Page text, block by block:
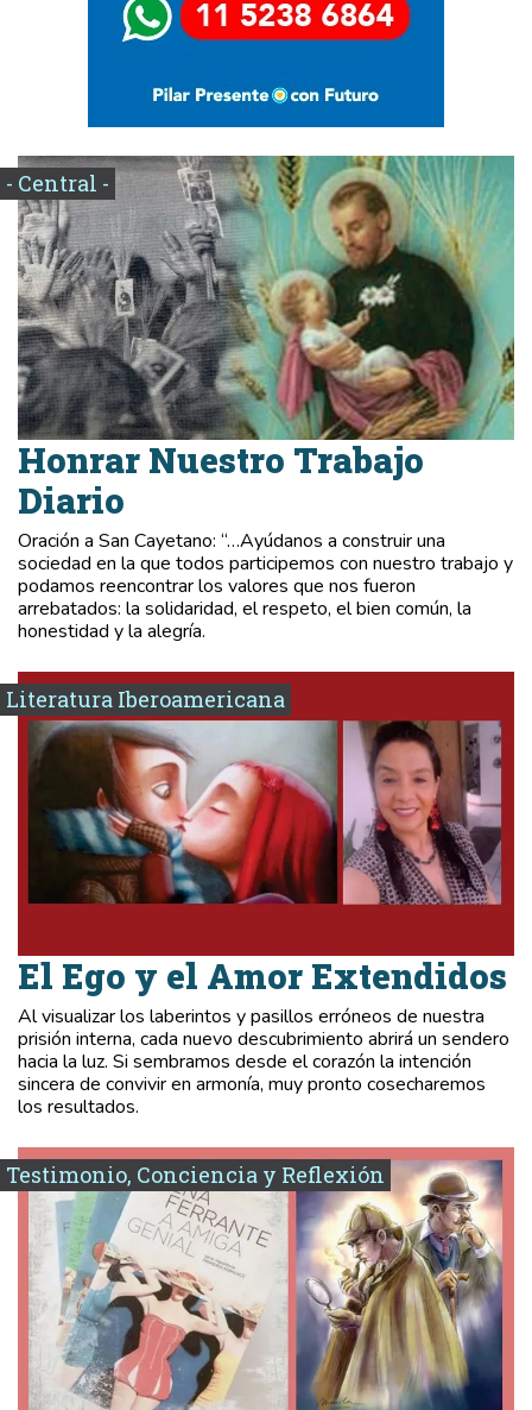
- Central -
Honrar Nuestro Trabajo
Diario
Oración a San Cayetano: “…Ayúdanos a construir una
sociedad en la que todos participemos con nuestro trabajo y
podamos reencontrar los valores que nos fueron
arrebatados: la solidaridad, el respeto, el bien común, la
honestidad y la alegría.
Literatura Iberoamericana
El Ego y el Amor Extendidos
Al visualizar los laberintos y pasillos erróneos de nuestra
prisión interna, cada nuevo descubrimiento abrirá un sendero
hacia la luz. Si sembramos desde el corazón la intención
sincera de convivir en armonía, muy pronto cosecharemos
los resultados.
Testimonio, Conciencia y Reflexión